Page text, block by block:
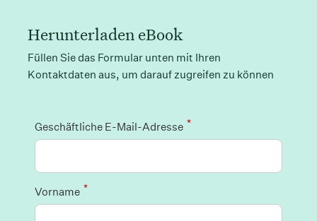
Herunterladen eBook
Füllen Sie das Formular unten mit Ihren
Kontaktdaten aus, um darauf zugreifen zu können
*
Geschäftliche E-Mail-Adresse
*
Vorname